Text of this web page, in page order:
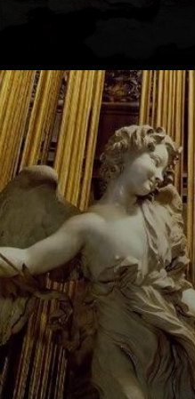
Der
Symbol